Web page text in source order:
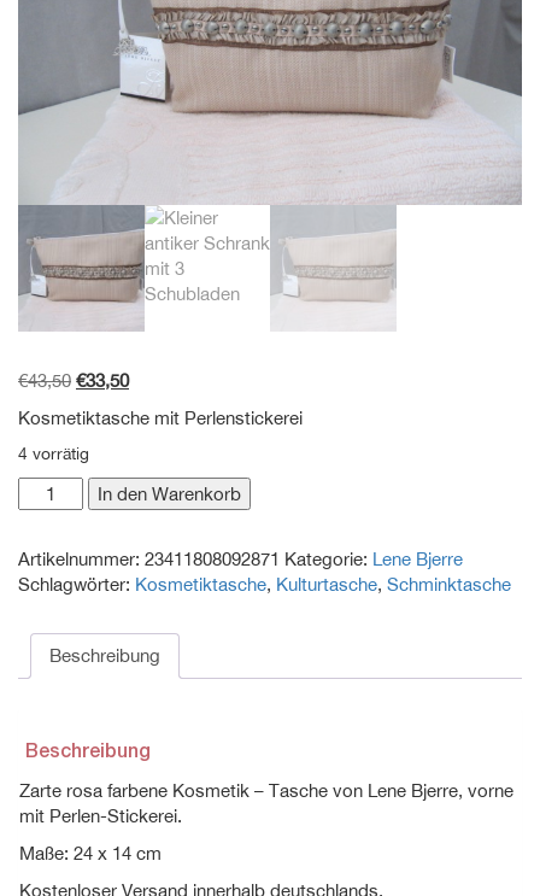
€43,50 Ursprünglicher
war:
€43,50
€33,50Aktueller
ist:
Kosmetiktasche mit Perlenstickerei
4 vorrätig
Zart
rosa
Schminktasche
von
Bjerre
Menge
In den Warenkorb
Artikelnummer: 23411808092871 Kategorie: Lene Bjerre
Schlagwörter: Kosmetiktasche, Kulturtasche, Schminktasche
Beschreibung
Beschreibung
Zarte rosa farbene Kosmetik – Tasche von Lene Bjerre, vorne
mit Perlen-Stickerei.
Maße: 24 x 14 cm
Kostenloser Versand innerhalb deutschlands.